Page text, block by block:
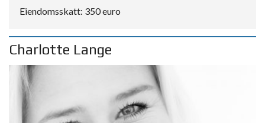
Eiendomsskatt: 350 euro
Charlotte Lange